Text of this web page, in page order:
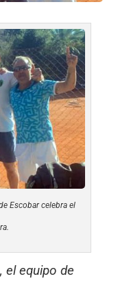
Escobar celebra el
el equipo de